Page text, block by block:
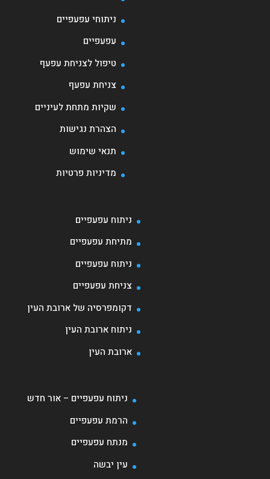
ניתוחי עפעפיים
עפעפיים
טיפול לצניחת עפעף
צניחת עפעף
שקיות מתחת לעיניים
הצהרת נגישות
תנאי שימוש
מדיניות פרטיות
ניתוח עפעפיים
מתיחת עפעפיים
ניתוח עפעפיים
צניחת עפעפיים
דקומפרסיה של ארובת העין
ניתוח ארובת העין
ארובת העין
ניתוח עפעפיים – אור חדש
הרמת עפעפיים
מנתח עפעפיים
עין יבשה